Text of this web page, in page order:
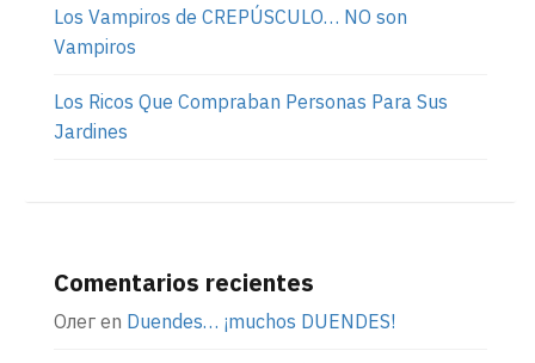
Los Vampiros de CREPÚSCULO… NO son
Vampiros
Los Ricos Que Compraban Personas Para Sus
Jardines
Comentarios recientes
Олег en Duendes… ¡muchos DUENDES!